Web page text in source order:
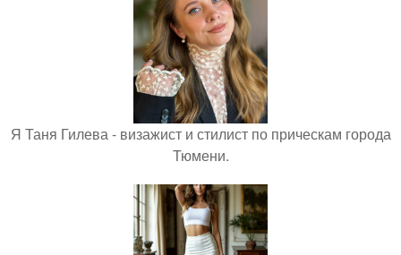
Я Таня Гилева - визажист и стилист по прическам города
Тюмени.